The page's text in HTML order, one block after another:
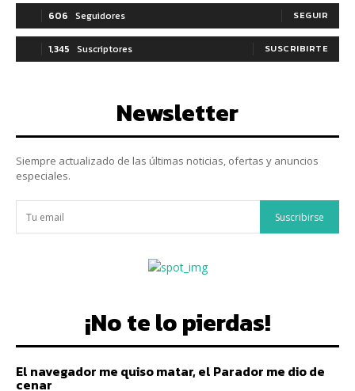
606 Seguidores SEGUIR
1,345 Suscriptores SUSCRIBIRTE
Newsletter
Siempre actualizado de las últimas noticias, ofertas y anuncios
especiales.
Suscribirse
¡No te lo pierdas!
El navegador me quiso matar, el Parador me dio de
cenar